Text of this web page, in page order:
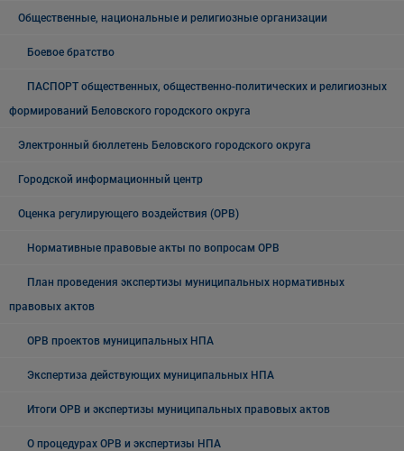
Общественные, национальные и религиозные организации
Боевое братство
ПАСПОРТ общественных, общественно-политических и религиозных
формирований Беловского городского округа
Электронный бюллетень Беловского городского округа
Городской информационный центр
Оценка регулирующего воздействия (ОРВ)
Нормативные правовые акты по вопросам ОРВ
План проведения экспертизы муниципальных нормативных
правовых актов
ОРВ проектов муниципальных НПА
Экспертиза действующих муниципальных НПА
Итоги ОРВ и экспертизы муниципальных правовых актов
О процедурах ОРВ и экспертизы НПА